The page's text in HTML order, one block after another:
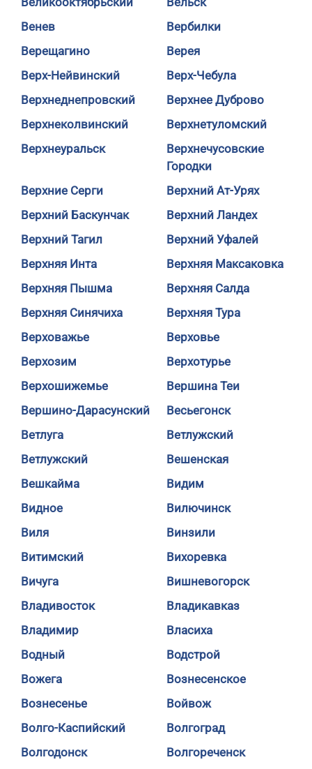
Венев
Вербилки
Верещагино
Верея
Верх-Нейвинский
Верх-Чебула
Верхнеднепровский
Верхнее Дуброво
Верхнеколвинский
Верхнетуломский
Верхнеуральск
Верхнечусовские
Городки
Верхние Серги
Верхний Ат-Урях
Верхний Баскунчак
Верхний Ландех
Верхний Тагил
Верхний Уфалей
Верхняя Инта
Верхняя Максаковка
Верхняя Пышма
Верхняя Салда
Верхняя Синячиха
Верхняя Тура
Верховажье
Верховье
Верхозим
Верхотурье
Верхошижемье
Вершина Теи
Вершино-Дарасунский
Весьегонск
Ветлуга
Ветлужский
Ветлужский
Вешенская
Вешкайма
Видим
Видное
Вилючинск
Виля
Винзили
Витимский
Вихоревка
Вичуга
Вишневогорск
Владивосток
Владикавказ
Владимир
Власиха
Водный
Водстрой
Вожега
Вознесенское
Вознесенье
Войвож
Волго-Каспийский
Волгоград
Волгодонск
Волгореченск